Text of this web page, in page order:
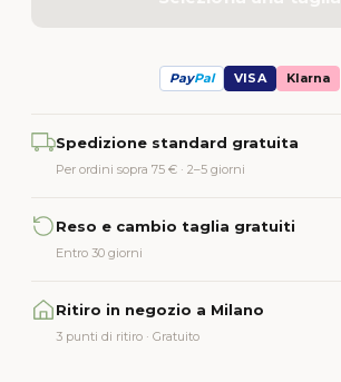
PayPal VISA Klarna
Spedizione standard gratuita
Per ordini sopra 75 € · 2–5 giorni
Reso e cambio taglia gratuiti
Entro 30 giorni
Ritiro in negozio a Milano
3 punti di ritiro · Gratuito